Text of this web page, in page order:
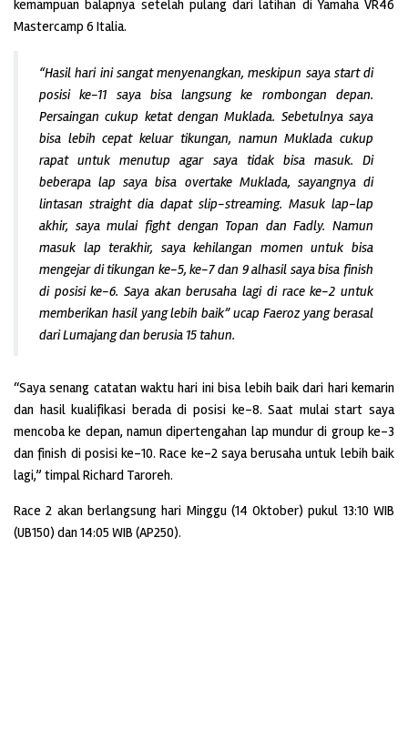
kemampuan balapnya setelah pulang dari latihan di Yamaha VR46
Mastercamp 6 Italia.
“Hasil hari ini sangat menyenangkan, meskipun saya start di
posisi ke-11 saya bisa langsung ke rombongan depan.
Persaingan cukup ketat dengan Muklada. Sebetulnya saya
bisa lebih cepat keluar tikungan, namun Muklada cukup
rapat untuk menutup agar saya tidak bisa masuk. Di
beberapa lap saya bisa overtake Muklada, sayangnya di
lintasan straight dia dapat slip-streaming. Masuk lap-lap
akhir, saya mulai fight dengan Topan dan Fadly. Namun
masuk lap terakhir, saya kehilangan momen untuk bisa
mengejar di tikungan ke-5, ke-7 dan 9 alhasil saya bisa finish
di posisi ke-6. Saya akan berusaha lagi di race ke-2 untuk
memberikan hasil yang lebih baik” ucap Faeroz yang berasal
dari Lumajang dan berusia 15 tahun.
“Saya senang catatan waktu hari ini bisa lebih baik dari hari kemarin
dan hasil kualifikasi berada di posisi ke-8. Saat mulai start saya
mencoba ke depan, namun dipertengahan lap mundur di group ke-3
dan finish di posisi ke-10. Race ke-2 saya berusaha untuk lebih baik
lagi,” timpal Richard Taroreh.
Race 2 akan berlangsung hari Minggu (14 Oktober) pukul 13:10 WIB
(UB150) dan 14:05 WIB (AP250).